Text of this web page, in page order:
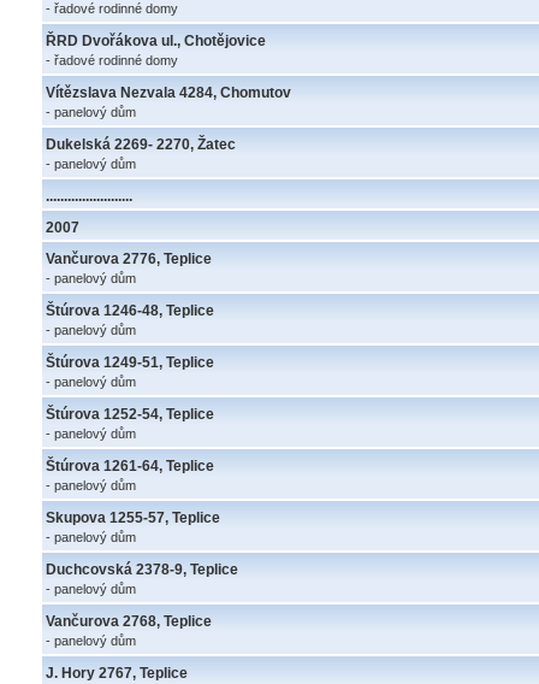
- řadové rodinné domy
ŘRD Dvořákova ul., Chotějovice
- řadové rodinné domy
Vítězslava Nezvala 4284, Chomutov
- panelový dům
Dukelská 2269- 2270, Žatec
- panelový dům
........................
2007
Vančurova 2776, Teplice
- panelový dům
Štúrova 1246-48, Teplice
- panelový dům
Štúrova 1249-51, Teplice
- panelový dům
Štúrova 1252-54, Teplice
- panelový dům
Štúrova 1261-64, Teplice
- panelový dům
Skupova 1255-57, Teplice
- panelový dům
Duchcovská 2378-9, Teplice
- panelový dům
Vančurova 2768, Teplice
- panelový dům
J. Hory 2767, Teplice